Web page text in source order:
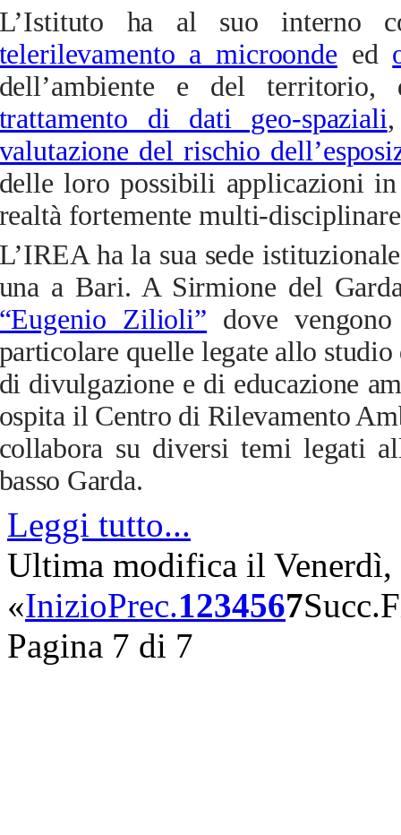
ha al suo interno
a microonde ed
e del
di dati geo-spaziali
del rischio
loro possibili applicazioni
fortemente multi-
ha la sua sede
a Bari. A Sirmione del
Zilioli” dove
quelle legate allo
divulgazione e di educazione
il Centro di Rilevamento
su diversi temi legati
Garda.
Leggi tutto...
Ultima modifica il
«InizioPrec.1234567Succ.
Pagina 7 di 7